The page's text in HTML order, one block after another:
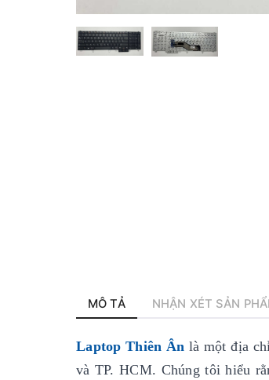
MÔ TẢ NHẬN XÉT SẢN
Laptop Thiên Ân là một địa
và TP. HCM. Chúng tôi hiểu